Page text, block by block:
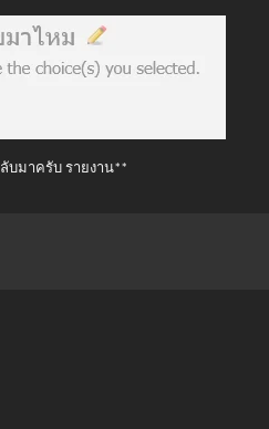
บมาครับ รายงาน**